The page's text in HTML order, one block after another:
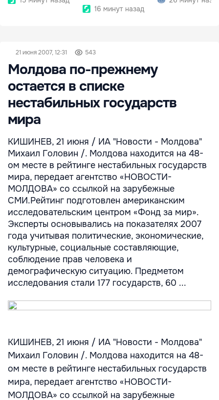
покрыть
16 минут назад
21 июня 2007, 12:31 543
Молдова по-прежнему
остается в списке
нестабильных государств
мира
КИШИНЕВ, 21 июня / ИА "Новости - Молдова"
Михаил Головин /. Молдова находится на 48-
ом месте в рейтинге нестабильных государств
мира, передает агентство «НОВОСТИ-
МОЛДОВА» со ссылкой на зарубежные
СМИ.Рейтинг подготовлен американским
исследовательским центром «Фонд за мир».
Эксперты основывались на показателях 2007
года учитывая политические, экономические,
культурные, социальные составляющие,
соблюдение прав человека и
демографическую ситуацию. Предметом
исследования стали 177 государств, 60 ...
КИШИНЕВ, 21 июня / ИА "Новости - Молдова"
Михаил Головин /. Молдова находится на 48-
ом месте в рейтинге нестабильных государств
мира, передает агентство «НОВОСТИ-
МОЛДОВА» со ссылкой на зарубежные